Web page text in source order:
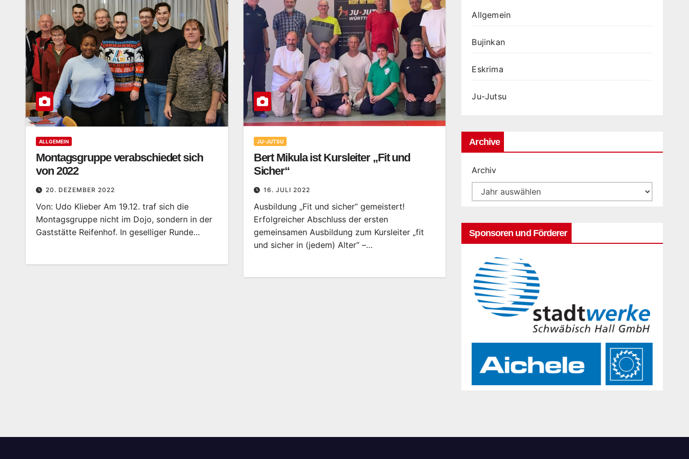
ALLGEMEIN
Montagsgruppe verabschiedet sich
von 2022
20. DEZEMBER 2022
Von: Udo Klieber Am 19.12. traf sich die
Montagsgruppe nicht im Dojo, sondern in der
Gaststätte Reifenhof. In geselliger Runde…
JU-JUTSU
Bert Mikula ist Kursleiter „Fit und
Sicher“
16. JULI 2022
Ausbildung „Fit und sicher“ gemeistert!
Erfolgreicher Abschluss der ersten
gemeinsamen Ausbildung zum Kursleiter „fit
und sicher in (jedem) Alter“ –…
Allgemein
Bujinkan
Eskrima
Ju-Jutsu
Archive
Archiv
Sponsoren und Förderer